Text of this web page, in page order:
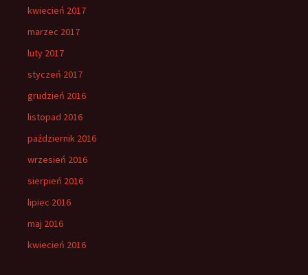
kwiecień 2017
marzec 2017
luty 2017
styczeń 2017
grudzień 2016
listopad 2016
październik 2016
wrzesień 2016
sierpień 2016
lipiec 2016
maj 2016
kwiecień 2016